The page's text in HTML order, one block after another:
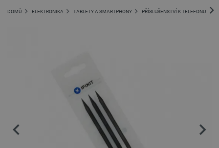
DOMŮ ELEKTRONIKA TABLETY A SMARTPHONY PŘÍSLUŠENSTVÍ K TELEFONU